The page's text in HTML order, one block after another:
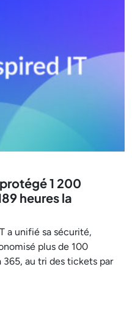
1 200
heures la
a unifié sa sécurité,
plus de 100
365, au tri des tickets par